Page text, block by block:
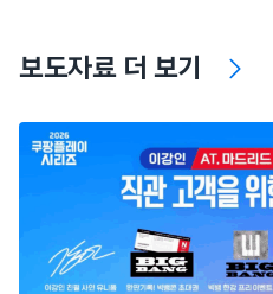
보도자료 더 보기